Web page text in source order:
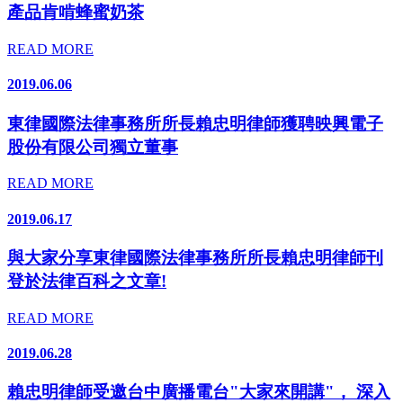
產品肯啃蜂蜜奶茶
READ MORE
2019.06.06
東律國際法律事務所所長賴忠明律師獲聘映興電子
股份有限公司獨立董事
READ MORE
2019.06.17
與大家分享東律國際法律事務所所長賴忠明律師刊
登於法律百科之文章!
READ MORE
2019.06.28
賴忠明律師受邀台中廣播電台"大家來開講"， 深入